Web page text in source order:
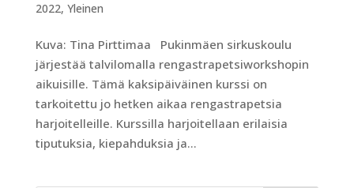
2022, Yleinen
Kuva: Tina Pirttimaa Pukinmäen sirkuskoulu
järjestää talvilomalla rengastrapetsiworkshopin
aikuisille. Tämä kaksipäiväinen kurssi on
tarkoitettu jo hetken aikaa rengastrapetsia
harjoitelleille. Kurssilla harjoitellaan erilaisia
tiputuksia, kiepahduksia ja...